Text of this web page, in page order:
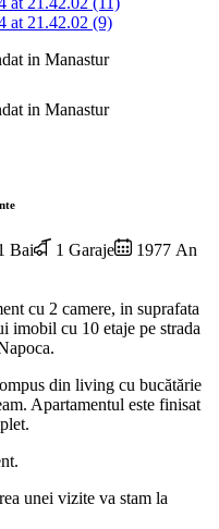
Bai 1 Garaje
1977 An
cu 2 camere, in suprafata
imobil cu 10 etaje pe strada
din living cu bucătărie
Apartamentul este finisat
unei vizite va stam la